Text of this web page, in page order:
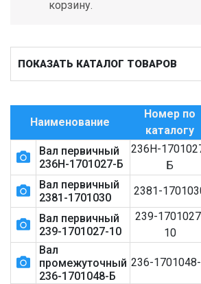
корзину.
ПОКАЗАТЬ КАТАЛОГ ТОВАРОВ
Наименование
Номер по
каталогу
Вал первичный
236Н-1701027-Б
236Н-
Б
Вал первичный
2381-1701030
2381-
Вал первичный
239-1701027-10
239-
10
Вал
промежуточный
236-1701048-Б
236-